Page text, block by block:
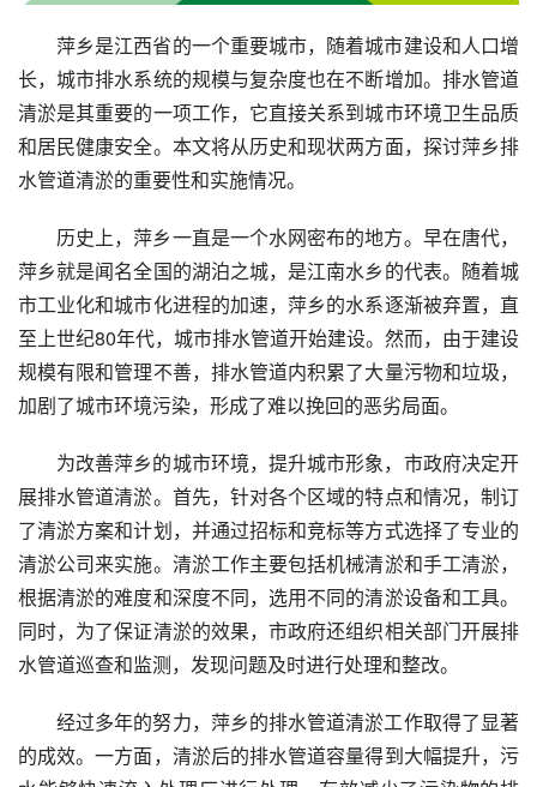
萍乡是江西省的一个重要城市，随着城市建设和人口增
长，城市排水系统的规模与复杂度也在不断增加。排水管道
清淤是其重要的一项工作，它直接关系到城市环境卫生品质
和居民健康安全。本文将从历史和现状两方面，探讨萍乡排
水管道清淤的重要性和实施情况。
历史上，萍乡一直是一个水网密布的地方。早在唐代，
萍乡就是闻名全国的湖泊之城，是江南水乡的代表。随着城
市工业化和城市化进程的加速，萍乡的水系逐渐被弃置，直
至上世纪80年代，城市排水管道开始建设。然而，由于建设
规模有限和管理不善，排水管道内积累了大量污物和垃圾，
加剧了城市环境污染，形成了难以挽回的恶劣局面。
为改善萍乡的城市环境，提升城市形象，市政府决定开
展排水管道清淤。首先，针对各个区域的特点和情况，制订
了清淤方案和计划，并通过招标和竞标等方式选择了专业的
清淤公司来实施。清淤工作主要包括机械清淤和手工清淤，
根据清淤的难度和深度不同，选用不同的清淤设备和工具。
同时，为了保证清淤的效果，市政府还组织相关部门开展排
水管道巡查和监测，发现问题及时进行处理和整改。
经过多年的努力，萍乡的排水管道清淤工作取得了显著
的成效。一方面，清淤后的排水管道容量得到大幅提升，污